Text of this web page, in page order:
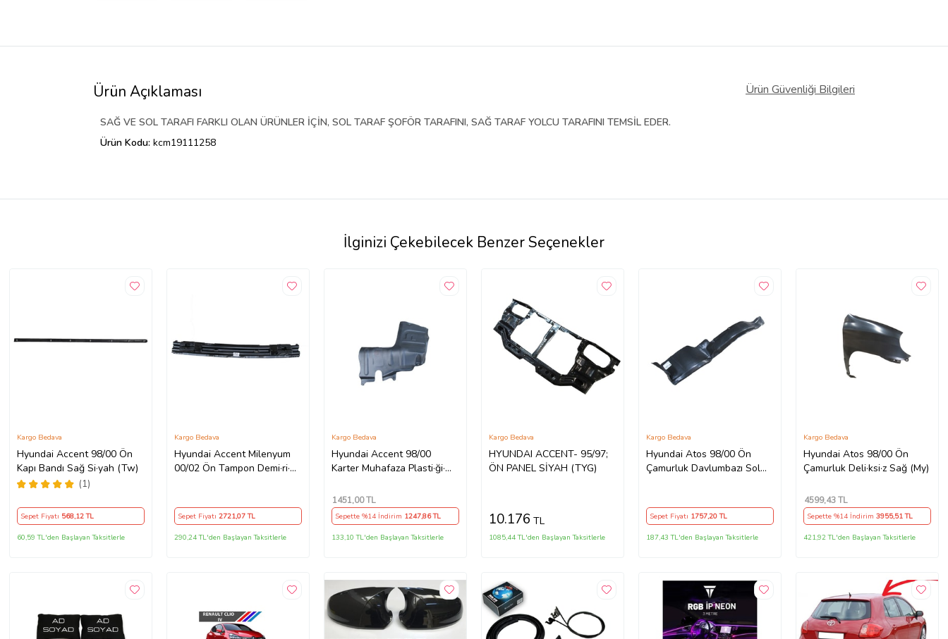
Ürün Açıklaması Ürün Güvenliği Bilgileri
SAĞ VE SOL TARAFI FARKLI OLAN ÜRÜNLER İÇİN, SOL TARAF ŞOFÖR TARAFINI, SAĞ TARAF YOLCU TARAFINI TEMSİL EDER.
Ürün Kodu: kcm19111258
İlginizi Çekebilecek Benzer Seçenekler
Hyundai Accent 98/00 Ön
Kapı Bandı Sağ Si·yah (Tw)
(1)
Kargo Bedava
Sepet Fiyatı 568,12 TL
60,59 TL'den Başlayan Taksitlerle
Hyundai Accent Milenyum
00/02 Ön Tampon Demi·ri·
Kargo Bedava
Sepet Fiyatı 2721,07 TL
290,24 TL'den Başlayan Taksitlerle
Hyundai Accent 98/00
Karter Muhafaza Plasti·ği·
Kargo Bedava
1451,00 TL
Sepette %14 İndirim 1247,86 TL
133,10 TL'den Başlayan Taksitlerle
HYUNDAI ACCENT- 95/97;
ÖN PANEL SİYAH (TYG)
Kargo Bedava
10.176 TL
1085,44 TL'den Başlayan Taksitlerle
Hyundai Atos 98/00 Ön
Çamurluk Davlumbazı Sol
Kargo Bedava
Sepet Fiyatı 1757,20 TL
187,43 TL'den Başlayan Taksitlerle
Hyundai Atos 98/00 Ön
Çamurluk Deli·ksi·z Sağ (My)
Kargo Bedava
4599,43 TL
Sepette %14 İndirim3955,51 TL
421,92 TL'den Başlayan Taksitlerle